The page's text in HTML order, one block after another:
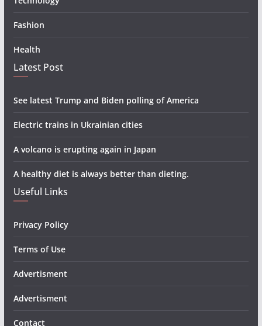
Fashion
Health
Latest Post
See latest Trump and Biden polling of America
Electric trains in Ukrainian cities
A volcano is erupting again in Japan
A healthy diet is always better than dieting.
Useful Links
Privacy Policy
Terms of Use
Advertisment
Advertisment
Contact